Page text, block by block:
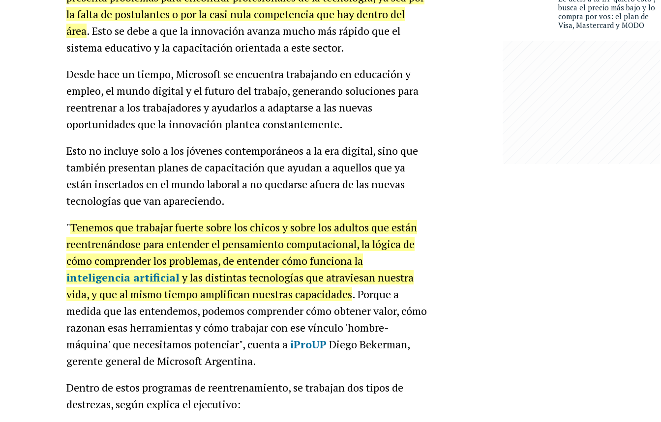
la falta de postulantes o por la casi nula competencia que hay dentro del
área. Esto se debe a que la innovación avanza mucho más rápido que el
sistema educativo y la capacitación orientada a este sector.
Desde hace un tiempo, Microsoft se encuentra trabajando en educación y
empleo, el mundo digital y el futuro del trabajo, generando soluciones para
reentrenar a los trabajadores y ayudarlos a adaptarse a las nuevas
oportunidades que la innovación plantea constantemente.
Esto no incluye solo a los jóvenes contemporáneos a la era digital, sino que
también presentan planes de capacitación que ayudan a aquellos que ya
están insertados en el mundo laboral a no quedarse afuera de las nuevas
tecnologías que van apareciendo.
"Tenemos que trabajar fuerte sobre los chicos y sobre los adultos que están
reentrenándose para entender el pensamiento computacional, la lógica de
cómo comprender los problemas, de entender cómo funciona la
inteligencia artificialy las distintas tecnologías que atraviesan nuestra
vida, y que al mismo tiempo amplifican nuestras capacidades. Porque a
medida que las entendemos, podemos comprender cómo obtener valor, cómo
razonan esas herramientas y cómo trabajar con ese vínculo 'hombre-
máquina' que necesitamos potenciar", cuenta a iProUP Diego Bekerman,
gerente general de Microsoft Argentina.
Dentro de estos programas de reentrenamiento, se trabajan dos tipos de
destrezas, según explica el ejecutivo:
busca el precio más bajo y lo
compra por vos: el plan de
Visa, Mastercard y MODO